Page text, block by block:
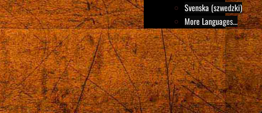
Svenska (szwedzki)
More Languages...